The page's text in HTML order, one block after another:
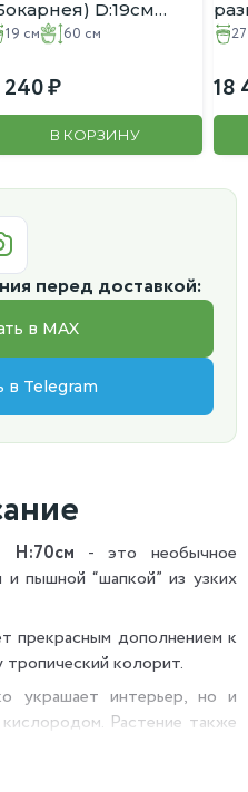
D:19см
19 см 60 см
240
В КОРЗИНУ
18
перед доставкой:
в MAX
в Telegram
H:70см - это необычное
пышной “шапкой” из узких
прекрасным дополнением к
колорит.
украшает интерьер, но и
Растение также
и усталости.